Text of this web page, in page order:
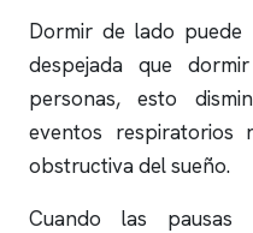
Dormir de lado puede
despejada que
personas, esto
eventos respiratorios
obstructivadel sueño.
Cuando las pausas